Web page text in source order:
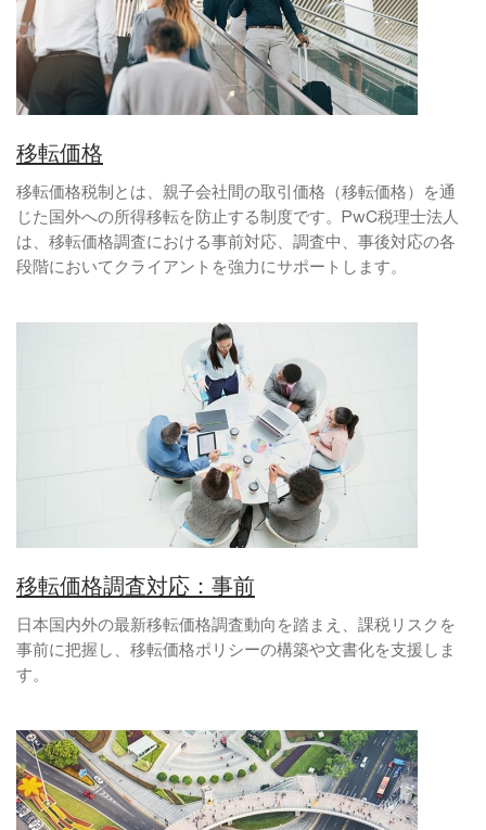
移転価格
移転価格税制とは、親子会社間の取引価格（移転価格）を通
じた国外への所得移転を防止する制度です。PwC税理士法人
は、移転価格調査における事前対応、調査中、事後対応の各
段階においてクライアントを強力にサポートします。
移転価格調査対応：事前
日本国内外の最新移転価格調査動向を踏まえ、課税リスクを
事前に把握し、移転価格ポリシーの構築や文書化を支援しま
す。